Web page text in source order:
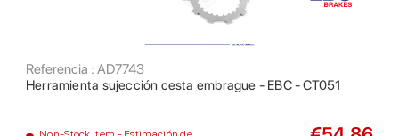
Herramienta sujección cesta embrague - EBC - CT051
Referencia : AD7743